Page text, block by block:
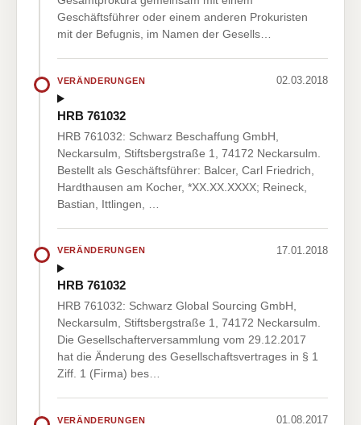
Geschäftsführer oder einem anderen Prokuristen
mit der Befugnis, im Namen der Gesells…
VERÄNDERUNGEN 02.03.2018
HRB 761032
HRB 761032: Schwarz Beschaffung GmbH,
Neckarsulm, Stiftsbergstraße 1, 74172 Neckarsulm.
Bestellt als Geschäftsführer: Balcer, Carl Friedrich,
Hardthausen am Kocher, *XX.XX.XXXX; Reineck,
Bastian, Ittlingen, …
VERÄNDERUNGEN 17.01.2018
HRB 761032
HRB 761032: Schwarz Global Sourcing GmbH,
Neckarsulm, Stiftsbergstraße 1, 74172 Neckarsulm.
Die Gesellschafterversammlung vom 29.12.2017
hat die Änderung des Gesellschaftsvertrages in § 1
Ziff. 1 (Firma) bes…
VERÄNDERUNGEN 01.08.2017